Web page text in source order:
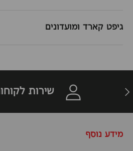
גיפט קארד ומועדונים
חזרה שירות
מידע נוסף